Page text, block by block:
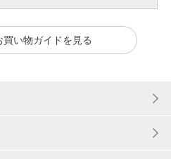
買い物ガイドを見る